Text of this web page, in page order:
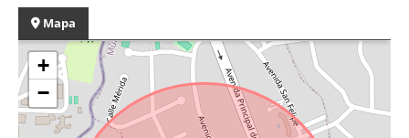
Mapa
+
−